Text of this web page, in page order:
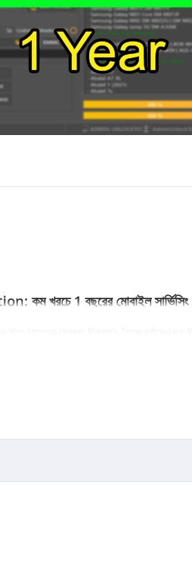
1 বছরের মোবাইল সার্ভিসিং